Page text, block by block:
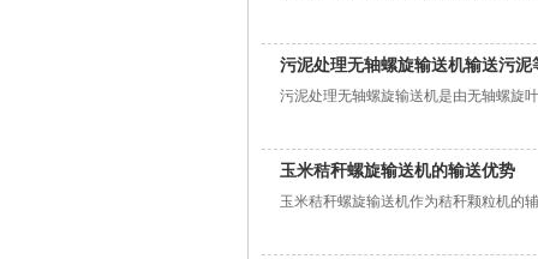
污泥处理无轴螺旋输送机输送污泥
污泥处理无轴螺旋输送机是由无轴螺旋
玉米秸秆螺旋输送机的输送优势
玉米秸秆螺旋输送机作为秸秆颗粒机的